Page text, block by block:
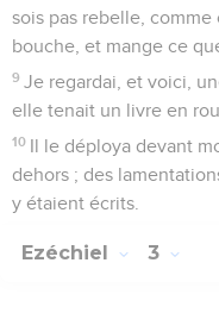
sois pas rebelle,
bouche, et mange ce
9 Je regardai, et voici,
elle tenait un livre en
10 Il le déploya devant
dehors ; des
y étaient écrits.
Ezéchiel 3